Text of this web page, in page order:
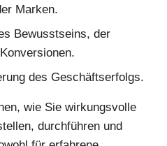
Marken.
Bewusstseins, der
des Geschäftserfolgs.
wie Sie wirkungsvolle
durchführen und